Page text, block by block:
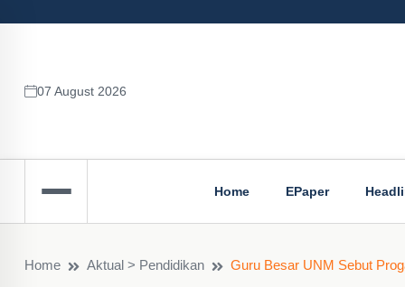
07 August 2026
Home EPaper
Home Aktual > Pendidikan Guru Besar UNM Sebut